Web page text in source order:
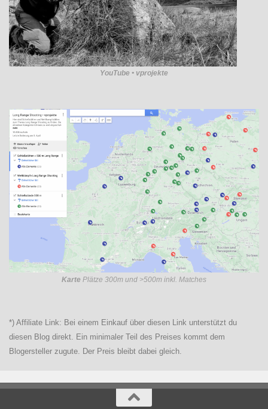
YouTube • vprojekte
Karte Plätze 300m und >500m inkl. Matches
*) Affiliate Link: Bei einem Einkauf über diesen Link unterstützt du
diesen Blog direkt. Ein minimaler Teil des Preises kommt dem
Blogersteller zugute. Der Preis bleibt dabei gleich.